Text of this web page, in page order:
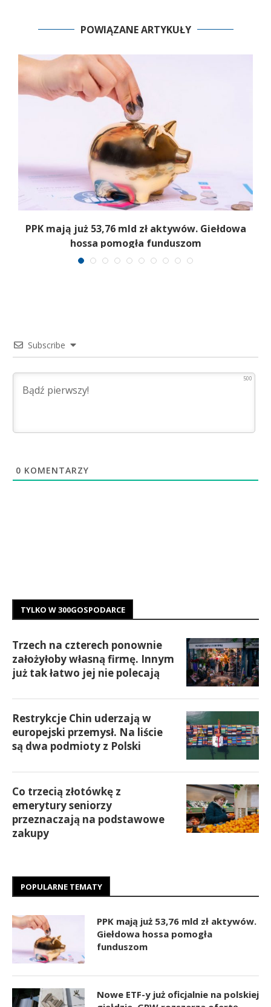
POWIĄZANE ARTYKUŁY
PPK mają już 53,76 mld zł aktywów. Giełdowa
hossa pomogła funduszom
Subscribe
500
0 KOMENTARZY
TYLKO W 300GOSPODARCE
Trzech na czterech ponownie
założyłoby własną firmę. Innym
już tak łatwo jej nie polecają
Restrykcje Chin uderzają w
europejski przemysł. Na liście
są dwa podmioty z Polski
Co trzecią złotówkę z
emerytury seniorzy
przeznaczają na podstawowe
zakupy
POPULARNE TEMATY
PPK mają już 53,76 mld zł aktywów.
Giełdowa hossa pomogła
funduszom
Nowe ETF-y już oficjalnie na polskiej